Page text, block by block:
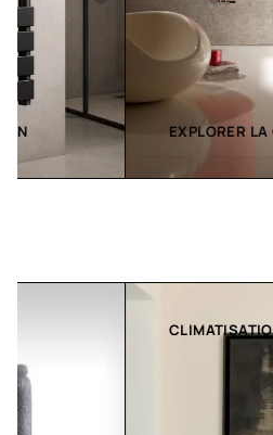
EXPLORER LA COLLECTION
CLIMATISATION GREENOR